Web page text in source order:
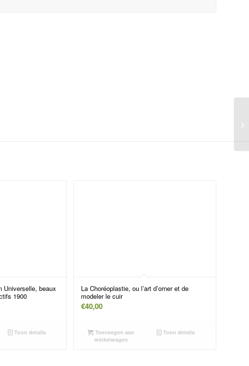
Universelle, beaux
1900
Toon details
La Choréoplastie, ou l’art d’orner et de
modeler le cuir
€40,00
Toevoegen aan
winkelwagen
Toon details